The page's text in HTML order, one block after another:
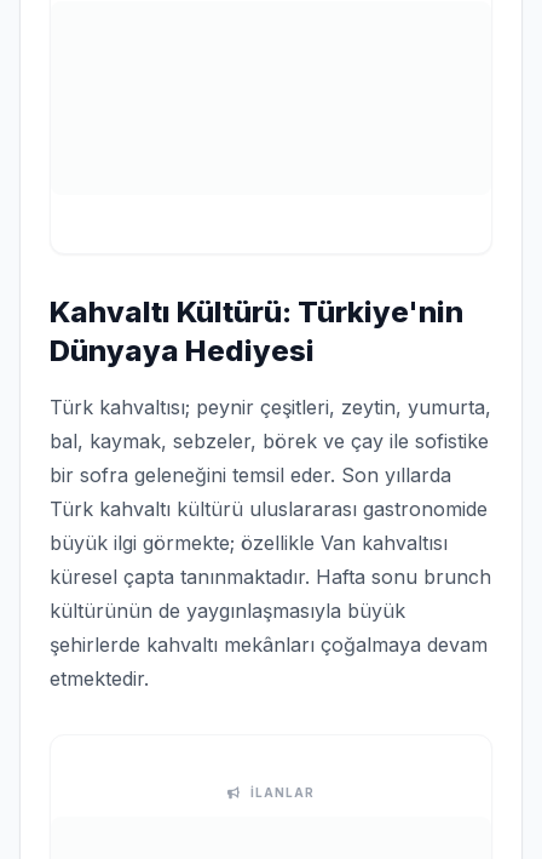
Kahvaltı Kültürü: Türkiye'nin
Dünyaya Hediyesi
Türk kahvaltısı; peynir çeşitleri, zeytin, yumurta,
bal, kaymak, sebzeler, börek ve çay ile sofistike
bir sofra geleneğini temsil eder. Son yıllarda
Türk kahvaltı kültürü uluslararası gastronomide
büyük ilgi görmekte; özellikle Van kahvaltısı
küresel çapta tanınmaktadır. Hafta sonu brunch
kültürünün de yaygınlaşmasıyla büyük
şehirlerde kahvaltı mekânları çoğalmaya devam
etmektedir.
İLANLAR